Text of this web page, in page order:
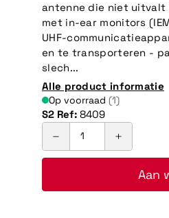
antenne die niet uitvalt
met in-ear monitors
UHF-
en te transporteren -
slech...
Alle product informatie
Op voorraad (1)
S2 Ref: 8409
Aan